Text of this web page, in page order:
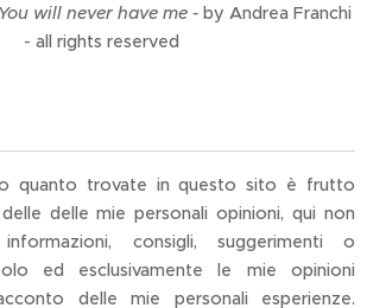
will never have me - by Andrea Franchi
- all rights reserved
quanto trovate in questo sito è frutto
delle mie personali opinioni, qui non
consigli, suggerimenti o
ed esclusivamente le mie opinioni
delle mie personali esperienze.